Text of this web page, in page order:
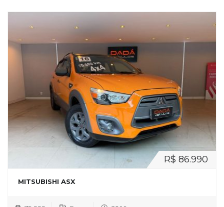
R$ 86.990
MITSUBISHI ASX